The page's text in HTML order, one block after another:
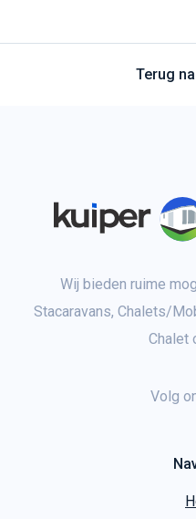
Terug
Wij bieden ruime
Stacaravans, Chalets/
Chalet
Volg